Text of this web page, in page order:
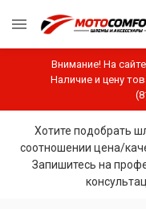
Внимание! На
Наличие и цену
Хотите подобрать
соотношении цена/
Запишитесь на